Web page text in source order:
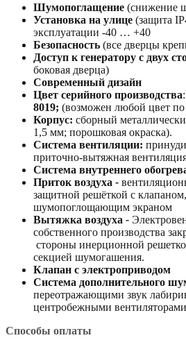
Шумопоглащение (снижение
Установка на улице (защита
эксплуатации -40 … +40
Безопасность (все дверцы
Доступ к генератору с двух
боковая дверца)
Современный дизайн
Цвет серийного производства
8019; (возможен любой цвет
Корпус: сборный
1,5 мм; порошковая окраска).
Система вентиляции:
приточно-вытяжная
Система внутреннего
Приток воздуха -
защитной решёткой с
шумопоглощающим экраном
Вытяжка воздуха -
собственного производства
стороны инерционной
секцией шумогашения.
Клапан с электроприводом
Система дополнительного
переотражающими звук
центробежными
Способы оплаты